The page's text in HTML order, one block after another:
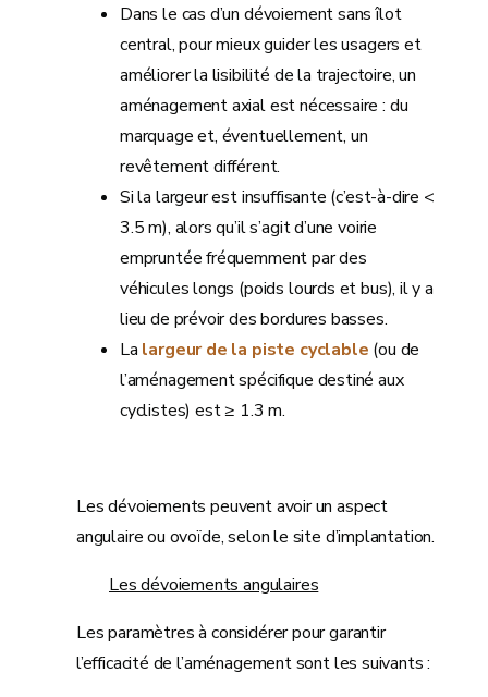
Dans le cas d’un dévoiement sans îlot
central, pour mieux guider les usagers et
améliorer la lisibilité de la trajectoire, un
aménagement axial est nécessaire : du
marquage et, éventuellement, un
revêtement différent.
Si la largeur est insuffisante (c’est-à-dire <
3.5 m), alors qu’il s’agit d’une voirie
empruntée fréquemment par des
véhicules longs (poids lourds et bus), il y a
lieu de prévoir des bordures basses.
La largeur de la piste cyclable (ou de
l’aménagement spécifique destiné aux
cyclistes) est ≥ 1.3 m.
Les dévoiements peuvent avoir un aspect
angulaire ou ovoïde, selon le site d’implantation.
Les dévoiements angulaires
Les paramètres à considérer pour garantir
l’efficacité de l’aménagement sont les suivants :